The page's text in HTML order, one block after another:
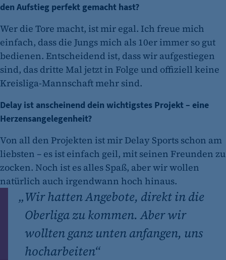
den Aufstieg perfekt gemacht hast?
Wer die Tore macht, ist mir egal. Ich freue mich
einfach, dass die Jungs mich als 10er immer so gut
bedienen. Entscheidend ist, dass wir aufgestiegen
sind, das dritte Mal jetzt in Folge und offiziell keine
Kreisliga-Mannschaft mehr sind.
Delay ist anscheinend dein wichtigstes Projekt – eine
Herzensangelegenheit?
Von all den Projekten ist mir Delay Sports schon am
liebsten – es ist einfach geil, mit seinen Freunden zu
zocken. Noch ist es alles Spaß, aber wir wollen
natürlich auch irgendwann hoch hinaus.
„Wir hatten Angebote, direkt in die
Oberliga zu kommen. Aber wir
wollten ganz unten anfangen, uns
hocharbeiten“